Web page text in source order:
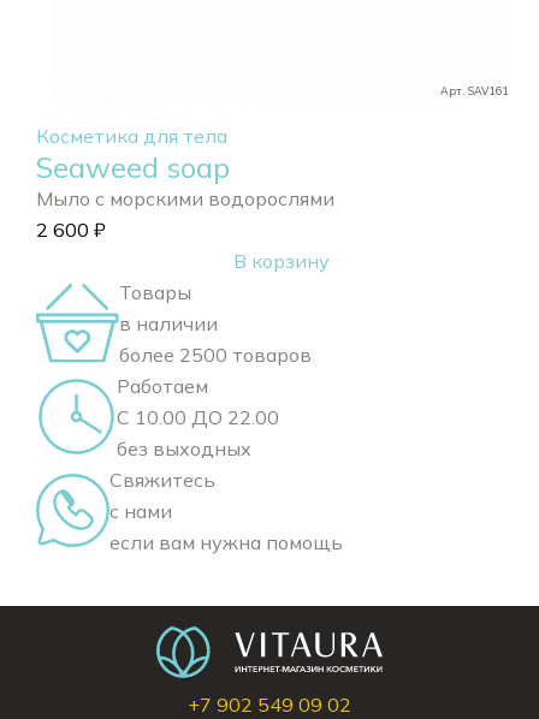
Арт. SAV161
Косметика для тела
Seaweed soap
Мыло с морскими водорослями
2 600 ₽
В корзину
Товары
в наличии
более 2500 товаров
Работаем
С 10.00 ДО 22.00
без выходных
Свяжитесь
с нами
если вам нужна помощь
+7 902 549 09 02